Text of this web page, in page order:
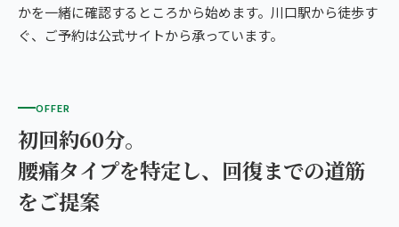
かを一緒に確認するところから始めます。川口駅から徒歩す
ぐ、ご予約は公式サイトから承っています。
OFFER
初回約60分。
腰痛タイプを特定し、回復までの道筋
をご提案